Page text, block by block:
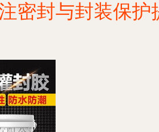
密封与封装保护